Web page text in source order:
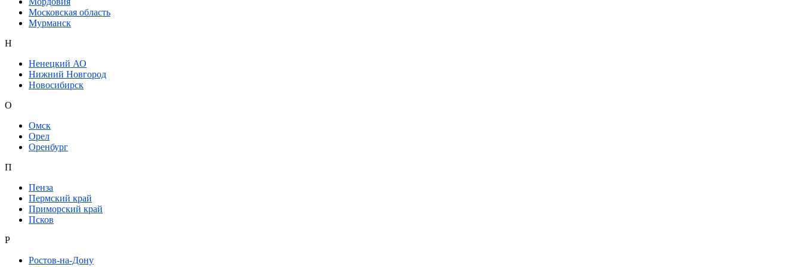
Московская область
Мурманск
Н
Ненецкий АО
Нижний Новгород
Новосибирск
О
Омск
Орел
Оренбург
П
Пенза
Пермский край
Приморский край
Псков
Р
Ростов-на-Дону